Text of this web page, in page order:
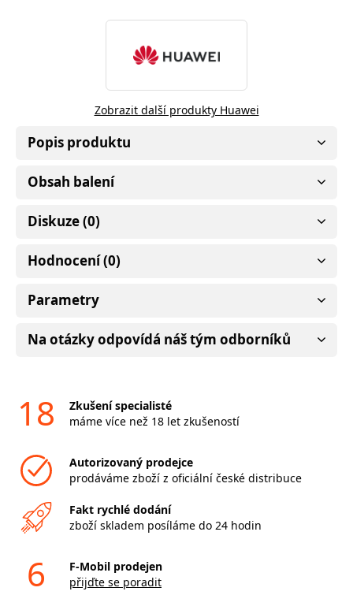
Zobrazit další produkty Huawei
Popis produktu
Obsah balení
Diskuze (0)
Hodnocení (0)
Parametry
Na otázky odpovídá náš tým odborníků
18
Zkušení specialisté
máme více než 18 let zkušeností
Autorizovaný prodejce
prodáváme zboží z oficiální české distribuce
Fakt rychlé dodání
zboží skladem posíláme do 24 hodin
6
F-Mobil prodejen
přijďte se poradit